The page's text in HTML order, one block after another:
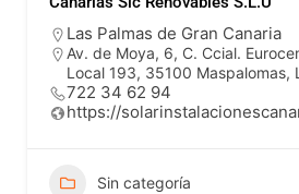
Las Palmas de Gran Canaria
Av. de Moya, 6, C. Ccial.
Local 193, 35100 Maspalomas,
722 34 62 94
https://
Sin categoría